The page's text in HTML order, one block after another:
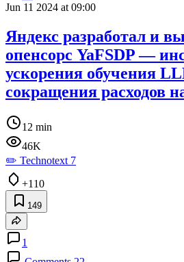
Jun 11 2024 at 09:00
Яндекс разработал и
опенсорс YaFSDP —
ускорения обучения
сокращения расходов
12 min
46K
✏️ Technotext 7
+110
149
1